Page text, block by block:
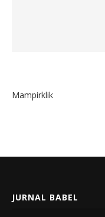
Mampirklik
JURNAL BABEL